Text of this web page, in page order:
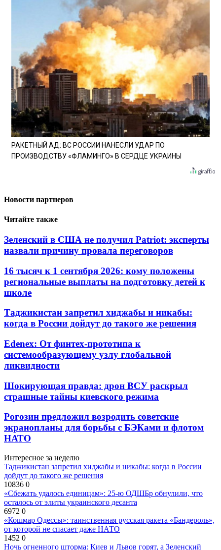
РАКЕТНЫЙ АД: ВС РОССИИ НАНЕСЛИ УДАР ПО
ПРОИЗВОДСТВУ «ФЛАМИНГО» В СЕРДЦЕ УКРАИНЫ
Новости партнеров
Читайте также
Зеленский в США не получил Patriot: эксперты
назвали причину провала переговоров
16 тысяч к 1 сентября 2026: кому положены
региональные выплаты на подготовку детей к
школе
Таджикистан запретил хиджабы и никабы:
когда в России дойдут до такого же решения
Edenex: От финтех-прототипа к
системообразующему узлу глобальной
ликвидности
Шокирующая правда: дрон ВСУ раскрыл
страшные тайны киевского режима
Рогозин предложил возродить советские
экранопланы для борьбы с БЭКами и флотом
НАТО
Интересное за неделю
Таджикистан запретил хиджабы и никабы: когда в России
дойдут до такого же решения
10836 0
«Сбежать удалось единицам»: 25-ю ОДШБр обнулили, что
осталось от элиты украинского десанта
6972 0
«Кошмар Одессы»: таинственная русская ракета «Бандероль»,
от которой не спасает даже НАТО
1452 0
Ночь огненного шторма: Киев и Львов горят, а Зеленский